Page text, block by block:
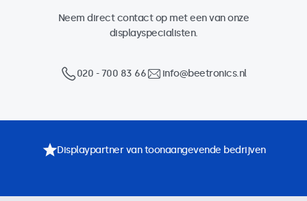
Neem direct contact op met een van onze
displayspecialisten.
020 - 700 83 66 info@beetronics.nl
Displaypartner van toonaangevende bedrijven